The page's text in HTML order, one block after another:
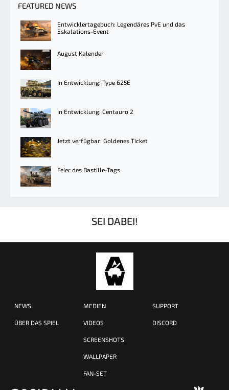
FEATURED NEWS
Entwicklertagebuch: Legendäres PvE und das
Eskalations-Event
August Kalender
In Entwicklung: Type 625E
In Entwicklung: Centauro 2
Jetzt verfügbar: Goldenes Ticket
Feier des Bastille-Tags
SEI DABEI!
NEWS
ÜBER DAS SPIEL
MEDIEN
VIDEOS
SCREENSHOTS
WALLPAPER
FAN-SET
SUPPORT
DISCORD